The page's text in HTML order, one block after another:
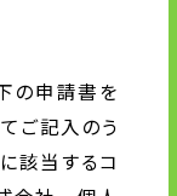
の申請書を
ご記入のう
該当するコ